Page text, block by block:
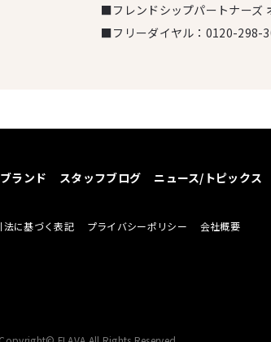
■フレンドシップパートナーズ
■フリーダイヤル： 0120-298-
ランド スタッフブログ ニュース/トピックス
法に基づく表記 プライバシーポリシー 会社概要